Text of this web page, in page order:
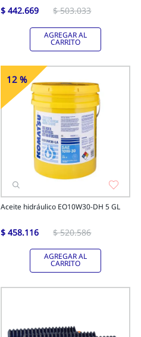
$ 442.669 $ 503.033
AGREGAR AL
CARRITO
12 %Off
Aceite hidráulico EO10W30-DH 5 GL
$ 458.116 $ 520.586
AGREGAR AL
CARRITO